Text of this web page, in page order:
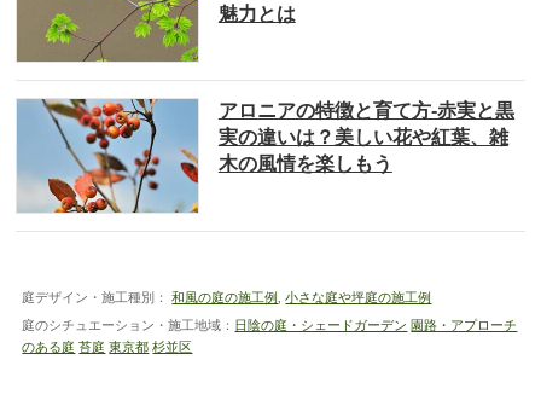
魅力とは
アロニアの特徴と育て方-赤実と黒
実の違いは？美しい花や紅葉、雑
木の風情を楽しもう
庭デザイン・施工種別： 和風の庭の施工例 ,小さな庭や坪庭の施工例
庭のシチュエーション・施工地域： 日陰の庭・シェードガーデン 園路・アプローチ
のある庭 苔庭 東京都 杉並区